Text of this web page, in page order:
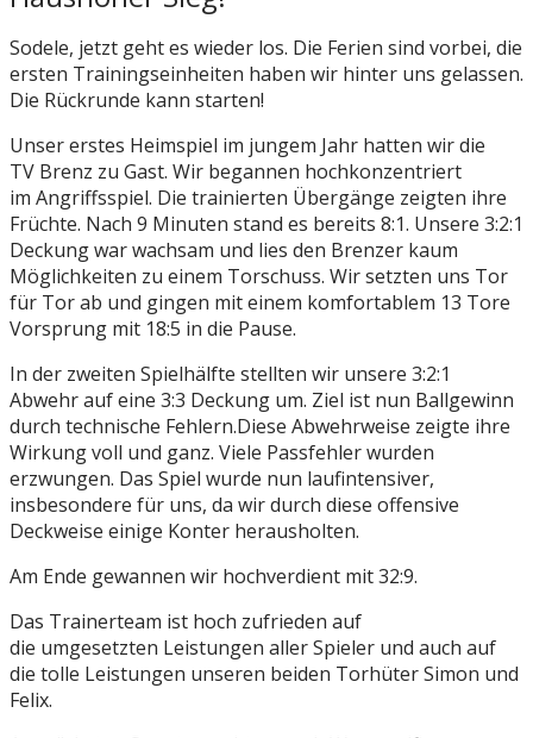
Sodele, jetzt geht es wieder los. Die Ferien sind vorbei, die
ersten Trainingseinheiten haben wir hinter uns gelassen.
Die Rückrunde kann starten!
Unser erstes Heimspiel im jungem Jahr hatten wir die
TV Brenz zu Gast. Wir begannen hochkonzentriert
im Angriffsspiel. Die trainierten Übergänge zeigten ihre
Früchte. Nach 9 Minuten stand es bereits 8:1. Unsere 3:2:1
Deckung war wachsam und lies den Brenzer kaum
Möglichkeiten zu einem Torschuss. Wir setzten uns Tor
für Tor ab und gingen mit einem komfortablem 13 Tore
Vorsprung mit 18:5 in die Pause.
In der zweiten Spielhälfte stellten wir unsere 3:2:1
Abwehr auf eine 3:3 Deckung um. Ziel ist nun Ballgewinn
durch technische Fehlern.Diese Abwehrweise zeigte ihre
Wirkung voll und ganz. Viele Passfehler wurden
erzwungen. Das Spiel wurde nun laufintensiver,
insbesondere für uns, da wir durch diese offensive
Deckweise einige Konter herausholten.
Am Ende gewannen wir hochverdient mit 32:9.
Das Trainerteam ist hoch zufrieden auf
die umgesetzten Leistungen aller Spieler und auch auf
die tolle Leistungen unseren beiden Torhüter Simon und
Felix.